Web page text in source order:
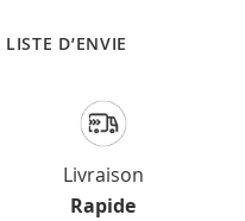
D’ENVIE
Livraison
Rapide